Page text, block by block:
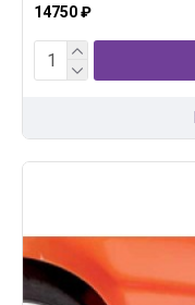
14750 ₽